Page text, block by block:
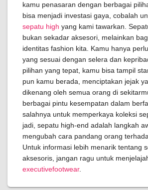
kamu penasaran dengan berbagai
bisa menjadi investasi gaya, cobalah
sepatu high yang kami tawarkan.
bukan sekadar aksesori, melainkan
identitas fashion kita. Kamu hanya
yang sesuai dengan selera dan
pilihan yang tepat, kamu bisa tampil
pun kamu berada, menciptakan jejak
dikenang oleh semua orang di
berbagai pintu kesempatan dalam
salahnya untuk memperkaya koleksi
jadi, sepatu high-end adalah langkah
mengubah cara pandang orang
Untuk informasi lebih menarik tentang
aksesoris, jangan ragu untuk
executivefootwear.